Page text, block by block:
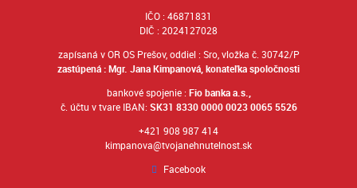
IČO : 46871831
DIČ : 2024127028
zapísaná v OR OS Prešov, oddiel : Sro, vložka č. 30742/P
zastúpená : Mgr. Jana Kimpanová, konateľka spoločnosti
bankové spojenie : Fio banka a.s.,
č. účtu v tvare IBAN: SK31 8330 0000 0023 0065 5526
+421 908 987 414
kimpanova@tvojanehnutelnost.sk
Facebook